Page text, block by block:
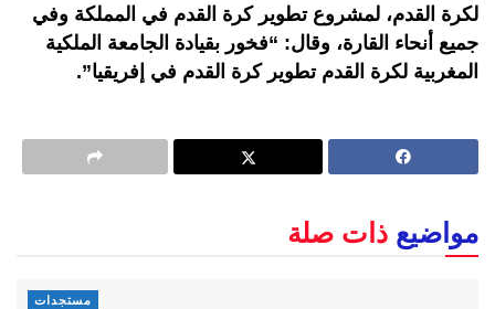
لكرة القدم، لمشروع تطوير كرة القدم في المملكة وفي
جميع أنحاء القارة، وقال: “فخور بقيادة الجامعة الملكية
المغربية لكرة القدم تطوير كرة القدم في إفريقيا”.
مواضيع ذات صلة
مستجدات